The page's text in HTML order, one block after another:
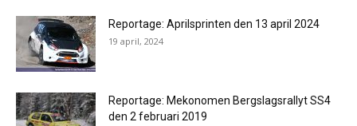
Reportage: Aprilsprinten den 13 april 2024
19 april, 2024
Reportage: Mekonomen Bergslagsrallyt SS4
den 2 februari 2019